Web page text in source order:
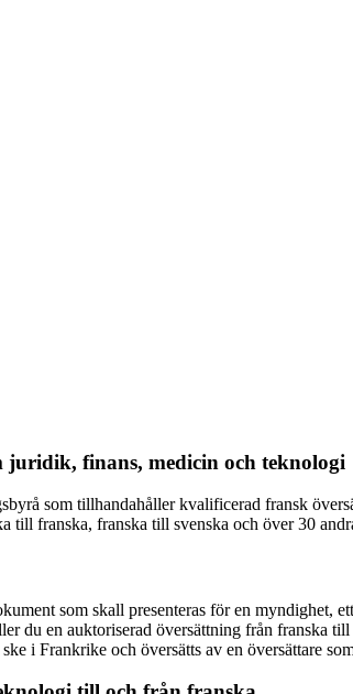
finans, medicin och teknologi
som tillhandahåller kvalificerad fransk
franska, franska till svenska och över 30
som skall presenteras för en myndighet,
du en auktoriserad översättning från franska
i Frankrike och översätts av en översättare